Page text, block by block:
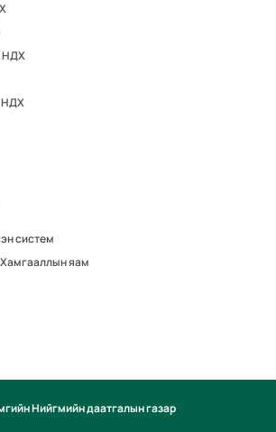
НДХ
НДХ
систем
яам
Нийгмийн даатгалын газар